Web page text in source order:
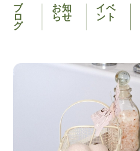
ブ
ロ
グ
お知
らせ
イベ
ント